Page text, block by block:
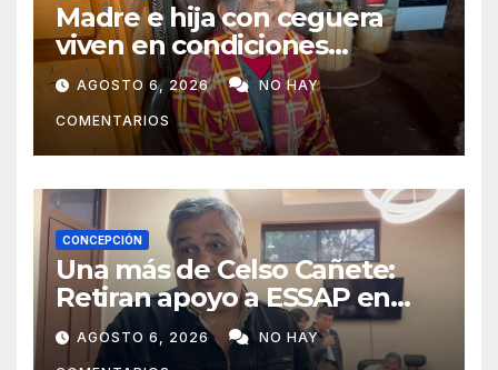
Madre e hija con ceguera
viven en condiciones
precarias y vecinos impulsan
campaña solidaria para
ayudarlas
AGOSTO 6, 2026 NO HAY
COMENTARIOS
CONCEPCIÓN
Una más de Celso Cañete:
Retiran apoyo a ESSAP en
Concepción
AGOSTO 6, 2026 NO HAY